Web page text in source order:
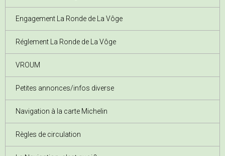
Engagement La Ronde de La Vôge
Réglement La Ronde de La Vôge
VROUM
Petites annonces/infos diverse
Navigation à la carte Michelin
Règles de circulation